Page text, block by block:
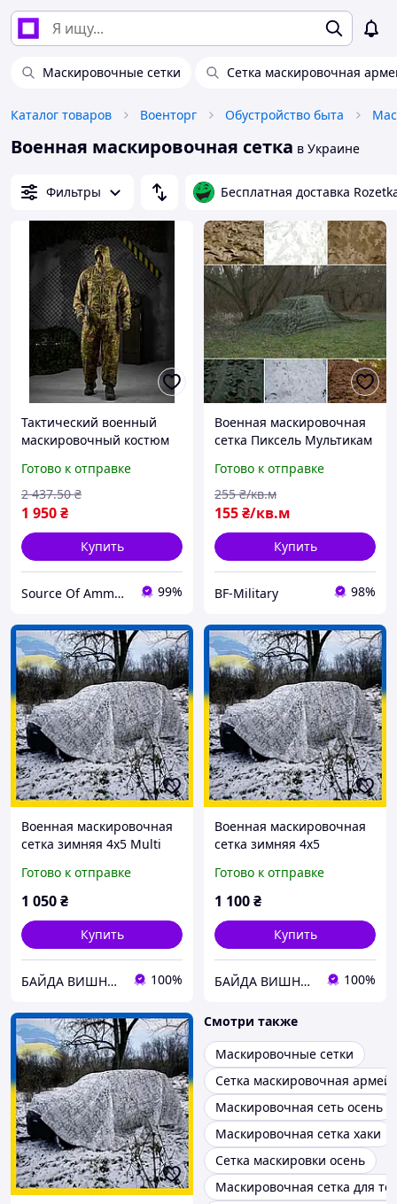
Маскировочные сетки Сетка маскировочная
Каталог товаров Военторг Обустройство быта
Военная маскировочная сетка в Украине
Фильтры Бесплатная доставка
Тактический военный
маскировочный костюм
армейская
маскировочная одежда
Готово к отправке
1 950₴
2 437.50 ₴
Купить
Source Of Ammunition 99%
Военная маскировочная
сетка Пиксель Мультикам
Хищник Клякса арктика
от 2х2,5 до 20х20м BAGS
Готово к отправке
155₴/кв.м
255 ₴/кв.м
Купить
BF-Military 98%
Военная маскировочная
сетка зимняя 4х5 Multi
Готово к отправке
1 050₴
Купить
БАЙДА ВИШНЕВЕЦЬКИЙ-ВІЙСЬКОВА КРАМНИЦЯ 100%
Военная маскировочная
сетка зимняя 4х5
Готово к отправке
1 100₴
Купить
БАЙДА ВИШНЕВЕЦЬКИЙ-ВІЙСЬКОВА КРАМНИЦЯ 100%
Смотри также
Маскировочные сетки
Сетка маскировочная
Маскировочная сеть осень
Маскировочная сетка хаки
Сетка маскировки осень
Маскировочная сетка для